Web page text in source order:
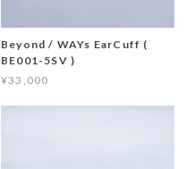
Beyond / WAYs EarCuff (
BE001-5SV )
¥33,000